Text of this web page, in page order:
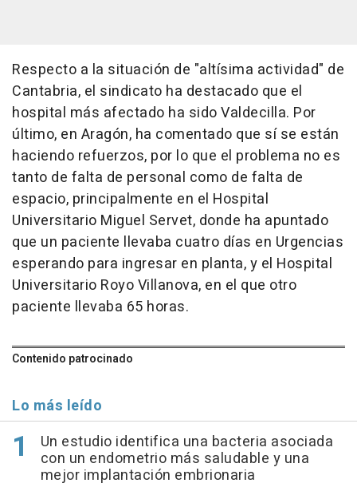
Respecto a la situación de "altísima actividad" de
Cantabria, el sindicato ha destacado que el
hospital más afectado ha sido Valdecilla. Por
último, en Aragón, ha comentado que sí se están
haciendo refuerzos, por lo que el problema no es
tanto de falta de personal como de falta de
espacio, principalmente en el Hospital
Universitario Miguel Servet, donde ha apuntado
que un paciente llevaba cuatro días en Urgencias
esperando para ingresar en planta, y el Hospital
Universitario Royo Villanova, en el que otro
paciente llevaba 65 horas.
Contenido patrocinado
Lo más leído
Un estudio identifica una bacteria asociada
con un endometrio más saludable y una
mejor implantación embrionaria